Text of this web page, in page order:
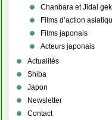
Chanbara et Jidai
Films d’action
Films japonais
Acteurs japonais
Actualités
Shiba
Japon
Newsletter
Contact